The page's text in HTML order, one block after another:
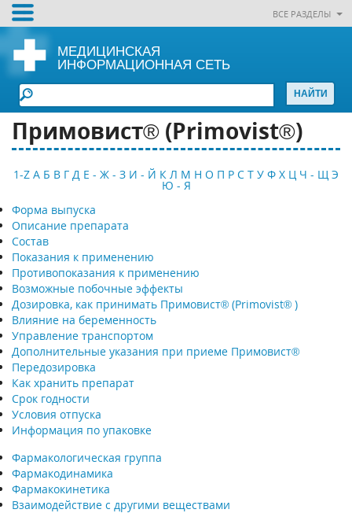
ВСЕ РАЗДЕЛЫ
МЕДИЦИНСКАЯ
ИНФОРМАЦИОННАЯ СЕТЬ
Примовист® (Primovist®)
1-Z А Б В Г Д Е - Ж - З И - Й К Л М Н О П Р С Т У Ф Х Ц Ч - Щ Э
Ю - Я
Форма выпуска
Описание препарата
Состав
Показания к применению
Противопоказания к применению
Возможные побочные эффекты
Дозировка, как принимать Примовист® (Primovist® )
Влияние на беременность
Управление транспортом
Дополнительные указания при приеме Примовист®
Передозировка
Как хранить препарат
Срок годности
Условия отпуска
Информация по упаковке
Фармакологическая группа
Фармакодинамика
Фармакокинетика
Взаимодействие с другими веществами